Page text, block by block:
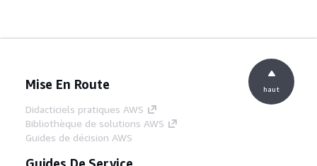
Mise En Route
Didacticiels pratiques AWS
Bibliothèque de solutions AWS
Guides de décision AWS
haut